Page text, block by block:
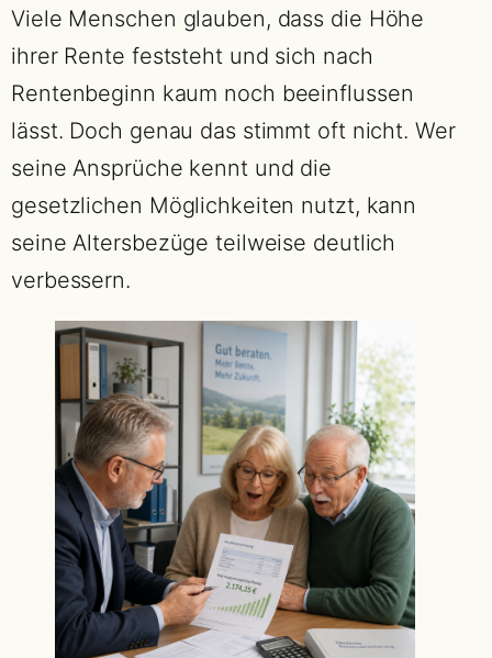
Viele Menschen glauben, dass die Höhe
ihrer Rente feststeht und sich nach
Rentenbeginn kaum noch beeinflussen
lässt. Doch genau das stimmt oft nicht. Wer
seine Ansprüche kennt und die
gesetzlichen Möglichkeiten nutzt, kann
seine Altersbezüge teilweise deutlich
verbessern.